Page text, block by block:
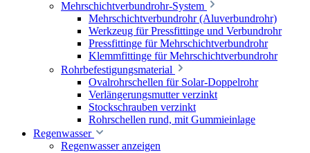
Mehrschichtverbundrohr-System
Mehrschichtverbundrohr (Aluverbundrohr)
Werkzeug für Pressfittinge und Verbundrohr
Pressfittinge für Mehrschichtverbundrohr
Klemmfittinge für Mehrschichtverbundrohr
Rohrbefestigungsmaterial
Ovalrohrschellen für Solar-Doppelrohr
Verlängerungsmutter verzinkt
Stockschrauben verzinkt
Rohrschellen rund, mit Gummieinlage
Regenwasser
Regenwasser anzeigen